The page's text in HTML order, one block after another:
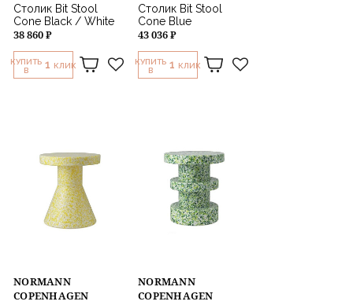
Столик Bit Stool
Cone Black / White
38 860 ₽
КУПИТЬ
В
1 КЛИК
Столик Bit Stool
Cone Blue
43 036 ₽
КУПИТЬ
В
1 КЛИК
NORMANN
COPENHAGEN
NORMANN
COPENHAGEN